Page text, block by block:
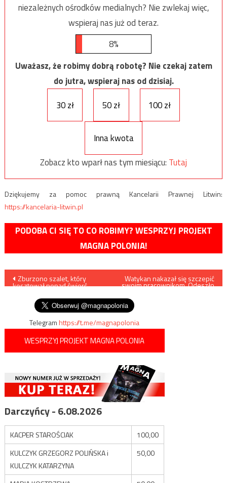
niezależnych ośrodków medialnych? Nie zwlekaj więc,
wspieraj nas już od teraz.
8%
Uważasz, że robimy dobrą robotę? Nie czekaj zatem
do jutra, wspieraj nas od dzisiaj.
30 zł
50 zł 100 zł
Inna kwota
Zobacz kto wparł nas tym miesiącu: Tutaj
Dziękujemy za pomoc prawną Kancelarii Prawnej Litwin:
https://kancelaria-litwin.pl
PODOBA CI SIĘ TO CO ROBIMY? WESPRZYJ PROJEKT
MAGNA POLONIA!
Nawigacja
wpisu
Zburzono szalet, który
kosztował ponad ćwierć
Watykan nakazał się szczepić
swoim pracownikom. Odeszło
Telegramhttps://t.me/magnapolonia
WESPRZYJ PROJEKT MAGNA POLONIA
Darczyńcy - 6.08.2026
KACPER STAROŚCIAK
100,00
KULCZYK GRZEGORZ POLIŃSKA i
KULCZYK KATARZYNA
50,00